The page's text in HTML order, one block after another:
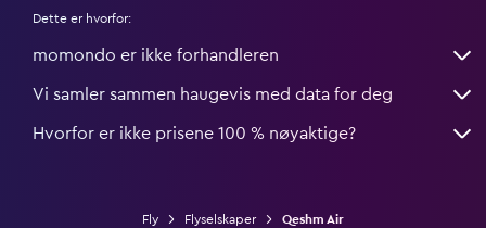
Dette er hvorfor:
momondo er ikke forhandleren
Vi samler sammen haugevis med data for deg
Hvorfor er ikke prisene 100 % nøyaktige?
Fly Flyselskaper Qeshm Air